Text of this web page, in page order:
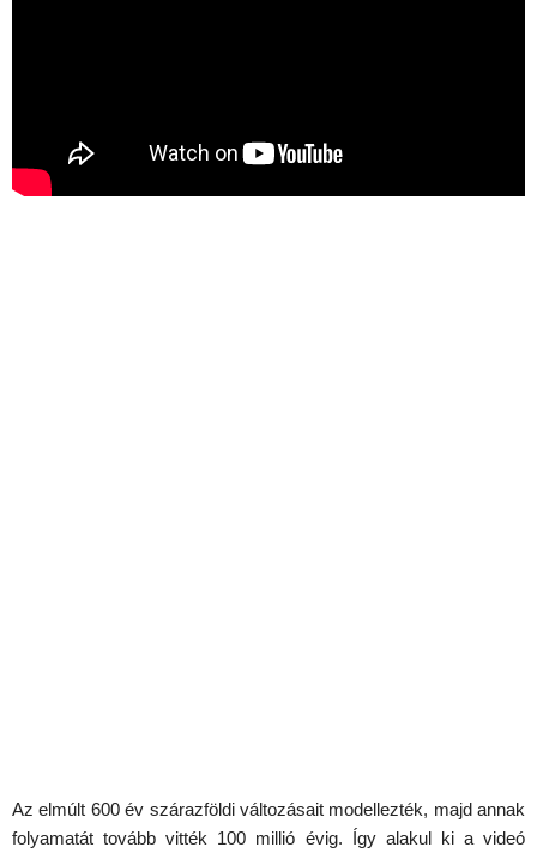
Az elmúlt 600 év szárazföldi változásait modellezték, majd annak
folyamatát tovább vitték 100 millió évig. Így alakul ki a videó